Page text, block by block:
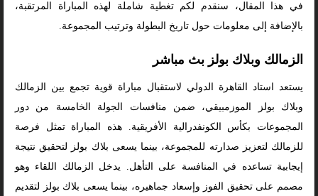
في هذا المقال، سنقدم لكم تغطية شاملة لهذه المباراة المرتقبة،
بالإضافة إلى معلومات حول تاريخ البطولة وترتيب المجموعة.
الزمالك وبلاك بولز بث مباشر
يستعد استاد القاهرة الدولي لاستقبال مباراة قوية تجمع بين الزمالك
وبلاك بولز الموزمبيقي، ضمن منافسات الجولة الخامسة من دور
المجموعات بكأس الكونفدرالية الأفريقية. هذه المباراة تمثل فرصة
للزمالك لتعزيز صدارته للمجموعة، بينما يسعى بلاك بولز لتحقيق نتيجة
إيجابية تساعده في المنافسة على التأهل. يدخل الزمالك اللقاء وهو
مصمم على تحقيق الفوز وإسعاد جماهيره، بينما يسعى بلاك بولز لتقديم